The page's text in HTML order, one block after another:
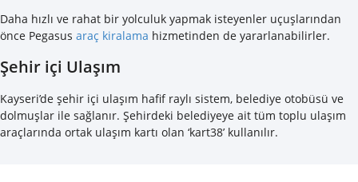
Daha hızlı ve rahat bir yolculuk yapmak isteyenler uçuşlarından
önce Pegasus araç kiralama hizmetinden de yararlanabilirler.
Şehir içi Ulaşım
Kayseri’de şehir içi ulaşım hafif raylı sistem, belediye otobüsü ve
dolmuşlar ile sağlanır. Şehirdeki belediyeye ait tüm toplu ulaşım
araçlarında ortak ulaşım kartı olan ‘kart38’ kullanılır.